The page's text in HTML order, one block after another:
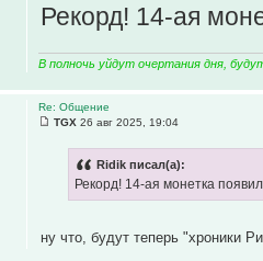
Рекорд! 14-ая
В полночь уйдут очертания дня,
Re: Общение
TGX 26 авг 2025, 19:04
Ridik писал(а):
Рекорд! 14-ая монетка
ну что, будут теперь "хроники